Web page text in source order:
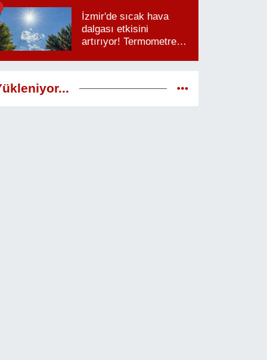
İzmir'de sıcak hava
dalgası etkisini
artırıyor! Termometreler